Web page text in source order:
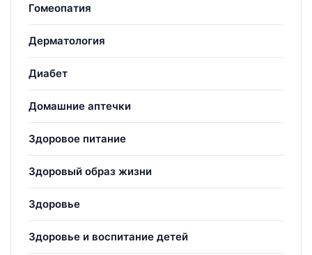
Гомеопатия
Дерматология
Диабет
Домашние аптечки
Здоровое питание
Здоровый образ жизни
Здоровье
Здоровье и воспитание детей